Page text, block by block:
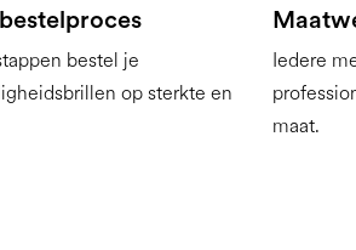
bestel je
op sterkte en
Iedere
maat.